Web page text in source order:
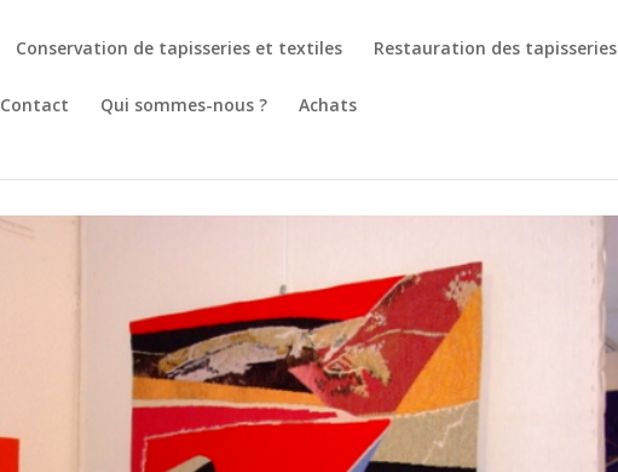
Conservation de tapisseries et textiles Restauration des tapisseries
Contact Qui sommes-nous ? Achats